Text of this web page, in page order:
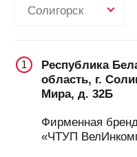
Солигорск
1
Республика
область, г.
Мира, д. 32Б
Фирменная
«ЧТУП